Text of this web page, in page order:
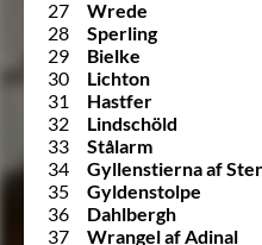
27
Wrede
28
Sperling
29
Bielke
30
Lichton
31
Hastfer
32
Lindschöld
33
Stålarm
34
Gyllenstierna af
35
Gyldenstolpe
36
Dahlbergh
37
Wrangel af Adinal